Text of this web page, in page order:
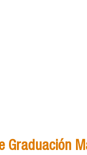
Graduación